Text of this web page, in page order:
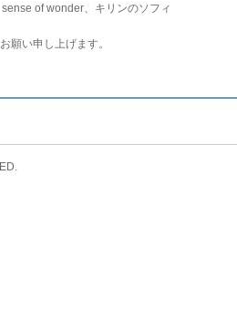
of wonder、キリンのソフィ
願い申し上げます。